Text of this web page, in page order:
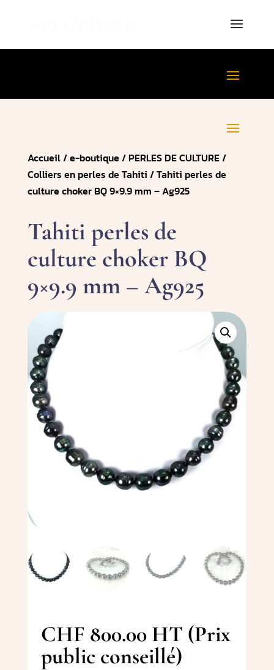
Accueil/e-boutique /PERLES DE CULTURE/
Colliers en perles de Tahiti / Tahiti perles de
culture choker BQ 9×9.9 mm – Ag925
Tahiti perles de
culture choker BQ
9×9.9 mm – Ag925
CHF 800.00 HT (Prix
public conseillé)